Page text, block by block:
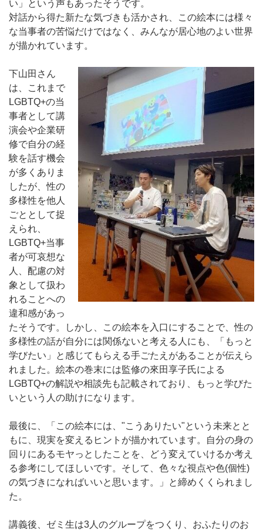
い」という声もあったそうです。
対話から得た新たな気づきも活かされ、この絵本には様々
な当事者の苦悩だけではなく、みんなが居心地のよい世界
が描かれています。
下山田さん
は、これまで
LGBTQ+の当
事者として講
演会や企業研
修で自分の経
験を話す機会
が多くありま
したが、性の
多様性を他人
ごととして捉
えられ、
LGBTQ+当事
者が可哀想な
人、配慮の対
象として扱わ
れることへの
違和感があっ
たそうです。しかし、この絵本を入口にすることで、性の
多様性の話が自分には関係ないと考える人にも、「もっと
学びたい」と感じてもらえる手ごたえがあることが伝えら
れました。絵本の巻末には監修の來田享子氏による
LGBTQ+の解説や相談先も記載されており、もっと学びた
いという人の助けになります。
最後に、「この絵本には、"こうありたい"という未来とと
もに、現実を変えるヒントが描かれています。自分の身の
回りにあるモヤっとしたことを、どう変えていけるか考え
る参考にしてほしいです。そして、色々な視点や色(個性)
の気づきになればいいと思います。」と締めくくられまし
た。
講義後、ゼミ生は3人のグループをつくり、おふたりのお